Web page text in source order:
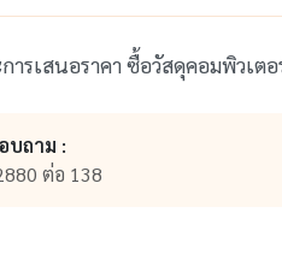
รเสนอราคา ซื้อวัสดุคอมพิวเตอ
บถาม :
ต่อ 138